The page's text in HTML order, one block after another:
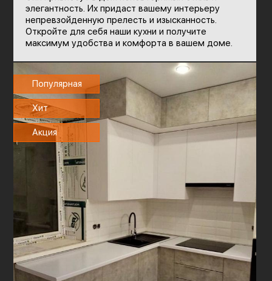
элегантность. Их придаст вашему интерьеру
непревзойденную прелесть и изысканность.
Откройте для себя наши кухни и получите
максимум удобства и комфорта в вашем доме.
Популярная
Хит
Акция